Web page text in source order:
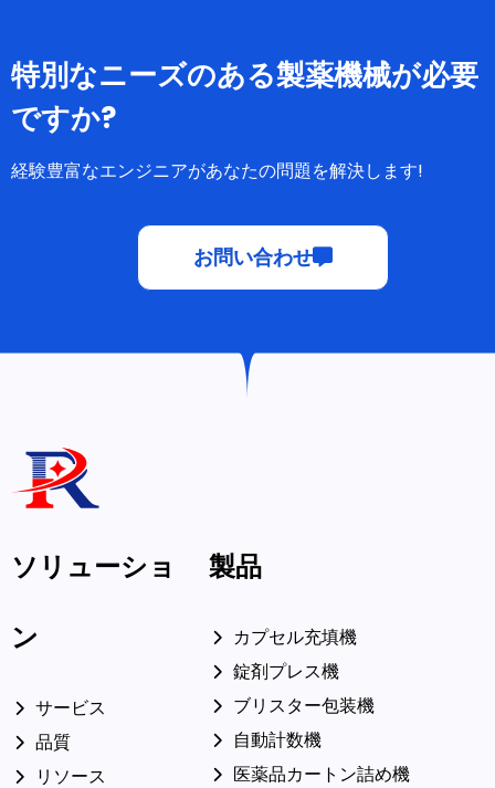
特別なニーズのある製薬機械が必要
ですか?
経験豊富なエンジニアがあなたの問題を解決します!
お問い合わせ
ソリューショ
ン
サービス
品質
リソース
製品
カプセル充填機
錠剤プレス機
ブリスター包装機
自動計数機
医薬品カートン詰め機